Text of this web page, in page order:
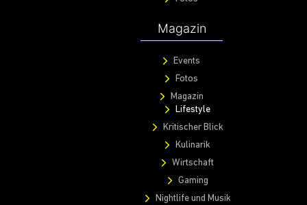
Magazin
Events
Fotos
Magazin
Lifestyle
Kritischer Blick
Kulinarik
Wirtschaft
Gaming
Nightlife und Musik